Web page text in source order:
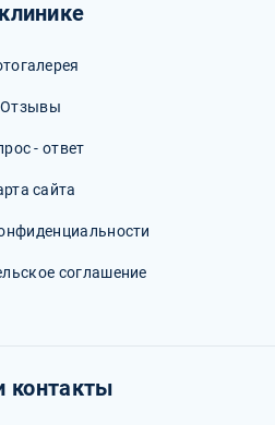
Отзывы
- ответ
сайта
соглашение
контакты